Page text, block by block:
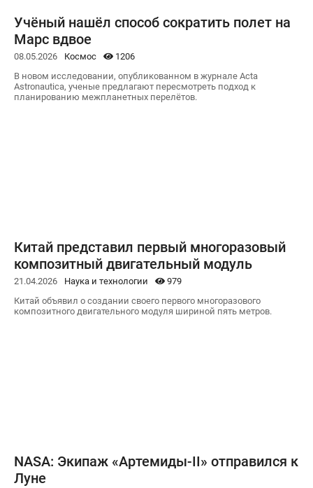
Учёный нашёл способ сократить полет на
Марс вдвое
08.05.2026 Космос
1206
В новом исследовании, опубликованном в журнале Acta
Astronautica, ученые предлагают пересмотреть подход к
планированию межпланетных перелётов.
Китай представил первый многоразовый
композитный двигательный модуль
21.04.2026 Наука и технологии
979
Китай объявил о создании своего первого многоразового
композитного двигательного модуля шириной пять метров.
NASA: Экипаж «Артемиды-II» отправился к
Луне